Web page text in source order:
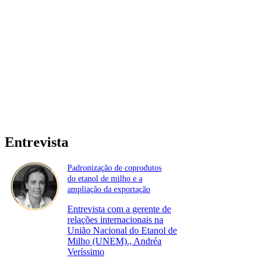
Entrevista
Padronização de coprodutos
do etanol de milho e a
ampliação da exportação
Entrevista com a gerente de
relações internacionais na
União Nacional do Etanol de
Milho (UNEM)., Andréa
Veríssimo